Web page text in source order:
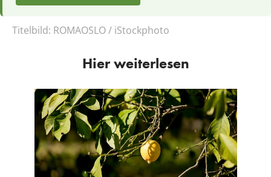
Titelbild: ROMAOSLO / iStockphoto
Hier weiterlesen